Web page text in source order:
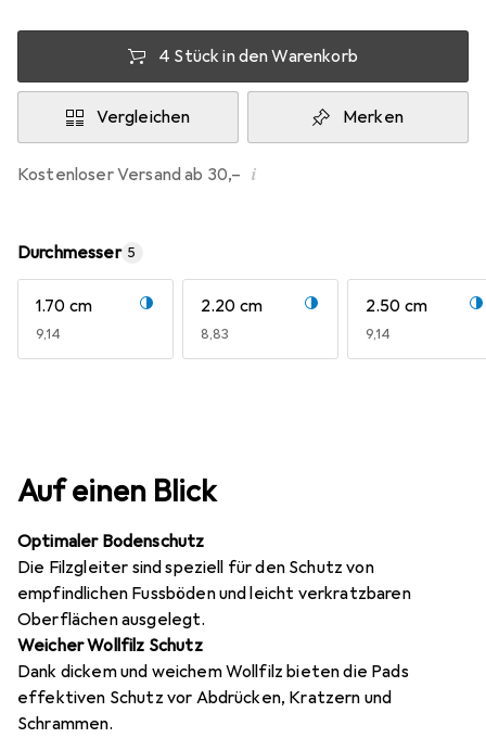
4 Stück in den Warenkorb
Vergleichen Merken
Kostenloser Versand ab 30,– i
Durchmesser 5
1.70 cm
EUR
9,14
2.20 cm
EUR
8,83
2.50 cm
EUR
9,14
Auf einen Blick
Optimaler Bodenschutz
Die Filzgleiter sind speziell für den Schutz von
empfindlichen Fussböden und leicht verkratzbaren
Oberflächen ausgelegt.
Weicher Wollfilz Schutz
Dank dickem und weichem Wollfilz bieten die Pads
effektiven Schutz vor Abdrücken, Kratzern und
Schrammen.